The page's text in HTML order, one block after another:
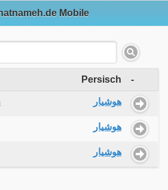
Mobile
Persisch -
هوشیار
هوشیار
هوشیار